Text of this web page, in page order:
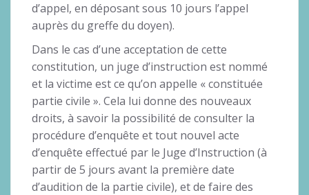
d’appel, en déposant sous 10 jours l’appel
auprès du greffe du doyen).
Dans le cas d’une acceptation de cette
constitution, un juge d’instruction est nommé
et la victime est ce qu’on appelle « constituée
partie civile ». Cela lui donne des nouveaux
droits, à savoir la possibilité de consulter la
procédure d’enquête et tout nouvel acte
d’enquête effectué par le Juge d’Instruction (à
partir de 5 jours avant la première date
d’audition de la partie civile), et de faire des